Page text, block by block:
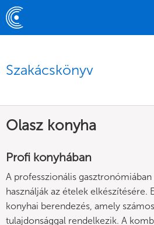
Szakácskönyv
Olasz konyha
Profi konyhában
A professzionális
használják az ételek elkészítésére.
konyhai berendezés, amely
tulajdonsággal rendelkezik. A